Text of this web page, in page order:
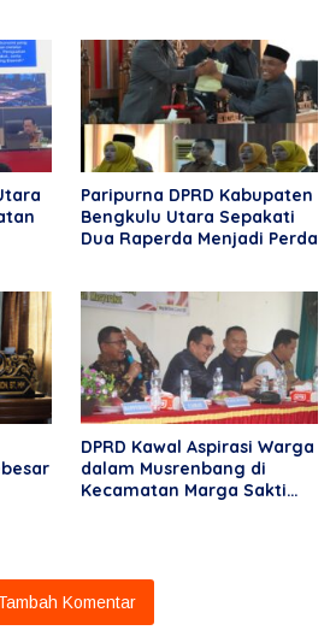
Paripurna DPRD Kabupaten
Bengkulu Utara Sepakati
Dua Raperda Menjadi Perda
DPRD Kawal Aspirasi Warga
dalam Musrenbang di
Kecamatan Marga Sakti
Komentar